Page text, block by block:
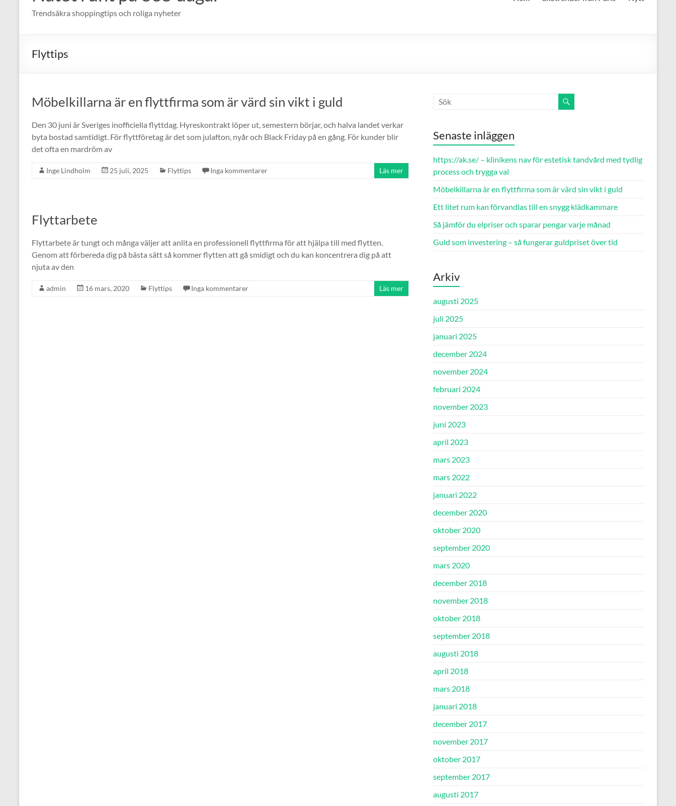
Trendsäkra shoppingtips och roliga nyheter
Flyttips
Möbelkillarna är en flyttfirma som är värd sin vikt i guld
Den 30 juni är Sveriges inofficiella flyttdag. Hyreskontrakt löper ut, semestern börjar, och halva landet verkar
byta bostad samtidigt. För flyttföretag är det som julafton, nyår och Black Friday på en gång. För kunder blir
det ofta en mardröm av
Inge Lindholm 25 juli, 2025 Flyttips Inga kommentarer Läs mer
Flyttarbete
Flyttarbete är tungt och många väljer att anlita en professionell flyttfirma för att hjälpa till med flytten.
Genom att förbereda dig på bästa sätt så kommer flytten att gå smidigt och du kan koncentrera dig på att
njuta av den
admin 16 mars, 2020 Flyttips Inga kommentarer Läs mer
Senaste inläggen
https://ak.se/ – klinikens nav för estetisk tandvård med tydlig
process och trygga val
Möbelkillarna är en flyttfirma som är värd sin vikt i guld
Ett litet rum kan förvandlas till en snygg klädkammare
Så jämför du elpriser och sparar pengar varje månad
Guld som investering – så fungerar guldpriset över tid
Arkiv
augusti 2025
juli 2025
januari 2025
december 2024
november 2024
februari 2024
november 2023
juni 2023
april 2023
mars 2023
mars 2022
januari 2022
december 2020
oktober 2020
september 2020
mars 2020
december 2018
november 2018
oktober 2018
september 2018
augusti 2018
april 2018
mars 2018
januari 2018
december 2017
november 2017
oktober 2017
september 2017
augusti 2017